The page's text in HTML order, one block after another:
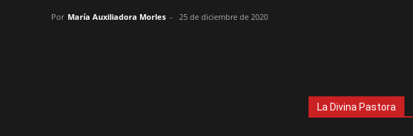
Por María Auxiliadora Morles - 25 de diciembre de 2020
La Divina Pastora